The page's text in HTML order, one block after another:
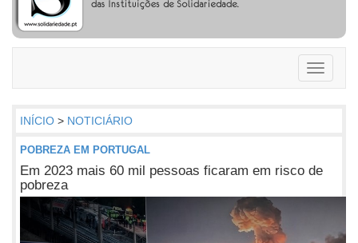
Toggle
INÍCIO > NOTICIÁRIO
POBREZA EM PORTUGAL
Em 2023 mais 60 mil pessoas ficaram em risco de
pobreza